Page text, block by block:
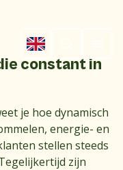
constant in
je hoe dynamisch
energie- en
stellen steeds
zijn